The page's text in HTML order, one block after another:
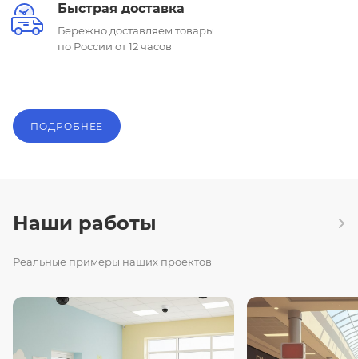
Быстрая доставка
Бережно доставляем товары
по России от 12 часов
ПОДРОБНЕЕ
Наши работы
Реальные примеры наших проектов